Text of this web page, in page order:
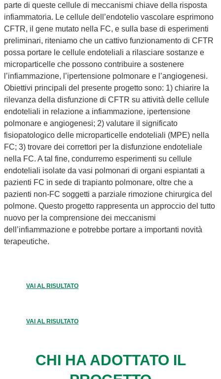
parte di queste cellule di meccanismi chiave della risposta
infiammatoria. Le cellule dell’endotelio vascolare esprimono
CFTR, il gene mutato nella FC, e sulla base di esperimenti
preliminari, riteniamo che un cattivo funzionamento di CFTR
possa portare le cellule endoteliali a rilasciare sostanze e
microparticelle che possono contribuire a sostenere
l’infiammazione, l’ipertensione polmonare e l’angiogenesi.
Obiettivi principali del presente progetto sono: 1) chiarire la
rilevanza della disfunzione di CFTR su attività delle cellule
endoteliali in relazione a infiammazione, ipertensione
polmonare e angiogenesi; 2) valutare il significato
fisiopatologico delle microparticelle endoteliali (MPE) nella
FC; 3) trovare dei correttori per la disfunzione endoteliale
nella FC. A tal fine, condurremo esperimenti su cellule
endoteliali isolate da vasi polmonari di organi espiantati a
pazienti FC in sede di trapianto polmonare, oltre che a
pazienti non-FC soggetti a parziale rimozione chirurgica del
polmone. Questo progetto rappresenta un approccio del tutto
nuovo per la comprensione dei meccanismi
dell’infiammazione e potrebbe portare a importanti novità
terapeutiche.
VAI AL RISULTATO
VAI AL RISULTATO
CHI HA ADOTTATO IL